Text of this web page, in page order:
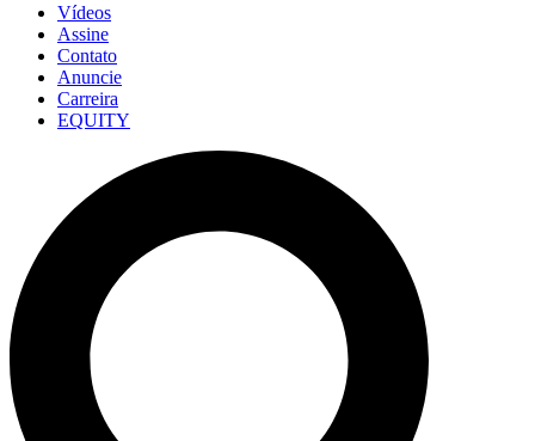
Vídeos
Assine
Contato
Anuncie
Carreira
EQUITY